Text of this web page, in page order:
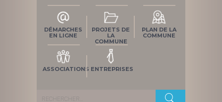
DÉMARCHES
EN LIGNE
PROJETS DE
LA
COMMUNE
PLAN DE LA
COMMUNE
ASSOCIATIONS ENTREPRISES
Rechercher :